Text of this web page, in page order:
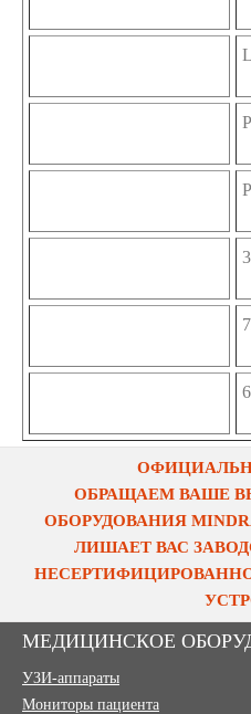
ОБРАЩАЕМ ВАШЕ
ОБОРУДОВАНИЯ
ЛИШАЕТ ВАС
МЕДИЦИНСКОЕ
УЗИ-аппараты
Мониторы пациента